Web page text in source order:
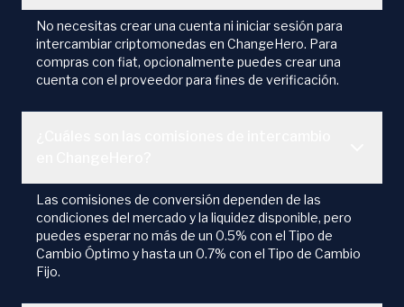
No necesitas crear una cuenta ni iniciar sesión para
intercambiar criptomonedas en ChangeHero. Para
compras con fiat, opcionalmente puedes crear una
cuenta con el proveedor para fines de verificación.
Las comisiones de conversión dependen de las
condiciones del mercado y la liquidez disponible, pero
puedes esperar no más de un 0.5% con el Tipo de
Cambio Óptimo y hasta un 0.7% con el Tipo de Cambio
Fijo.